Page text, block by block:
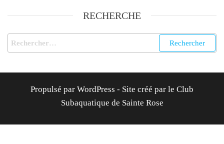
RECHERCHE
Rechercher :
Propulsé par WordPress - Site créé par le Club
Subaquatique de Sainte Rose